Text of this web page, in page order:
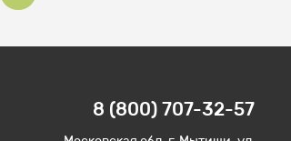
8 (800) 707-32-57